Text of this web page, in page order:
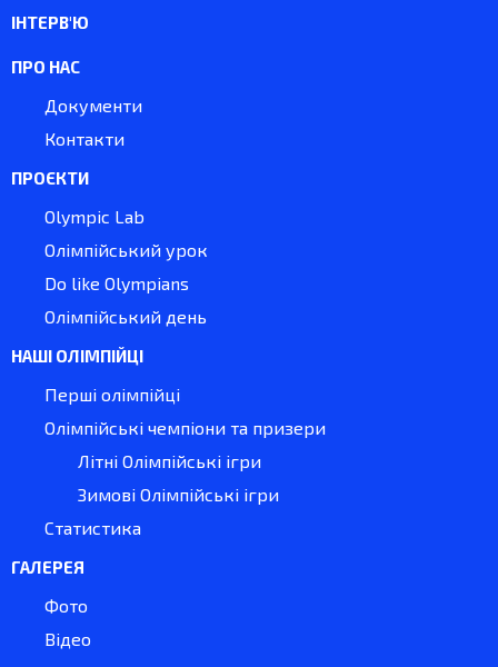
ІНТЕРВ'Ю
ПРО НАС
Документи
Контакти
ПРОЄКТИ
Olympic Lab
Олімпійський урок
Do like Olympians
Олімпійський день
НАШІ ОЛІМПІЙЦІ
Перші олімпійці
Олімпійські чемпіони та призери
Літні Олімпійські ігри
Зимові Олімпійські ігри
Статистика
ГАЛЕРЕЯ
Фото
Відео